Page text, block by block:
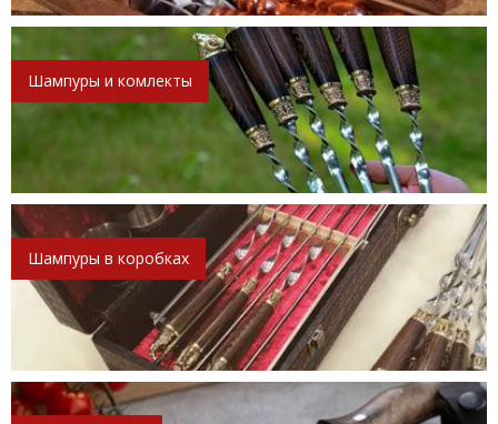
Шампуры и комлекты
Шампуры в коробках